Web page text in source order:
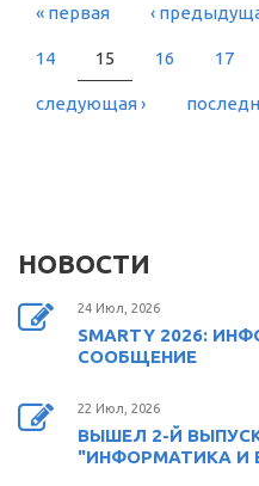
СТРАНИЦЫ
« первая ‹
14 15 16 17
следующая ›
НОВОСТИ
24 Июл, 2026
SMARTY 2026:
СООБЩЕНИЕ
22 Июл, 2026
ВЫШЕЛ 2-Й
"ИНФОРМАТИКА И